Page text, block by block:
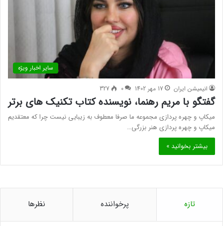
سایر اخبار ویژه
انیمیشن ایران 17 مهر 1402 0
327
گفتگو با مریم رهنما، نویسنده کتاب تکنیک های برتر
میکاپ و چهره پردازی مجموعه ما صرفا معطوف به زیبایی نیست چرا که معتقدیم
میکاپ و چهره پردازی هنر بزرگی…
بیشتر بخوانید »
تازه پرخواننده نظرها